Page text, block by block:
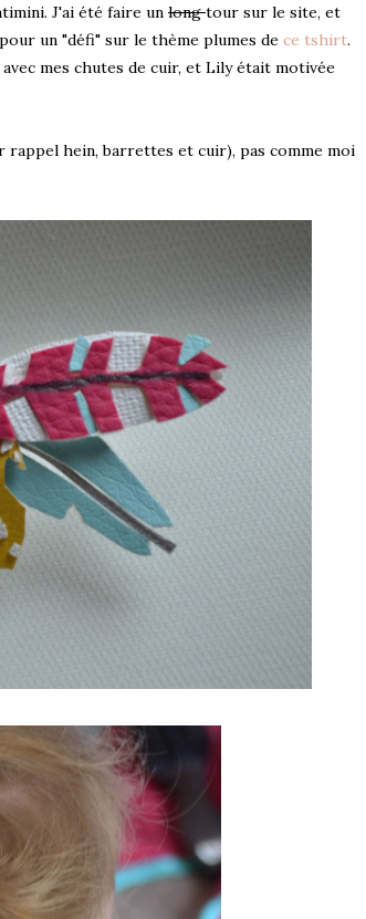
J'ai été faire un longtour sur le site, et
un "défi" sur le thème plumes de ce tshirt.
mes chutes de cuir, et Lily était motivée
rappel hein, barrettes et cuir), pas comme moi